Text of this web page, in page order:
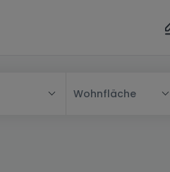
Wohnfläche